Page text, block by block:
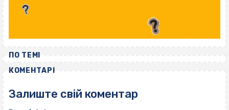
ПО ТЕМІ
КОМЕНТАРІ
Залиште свій коментар